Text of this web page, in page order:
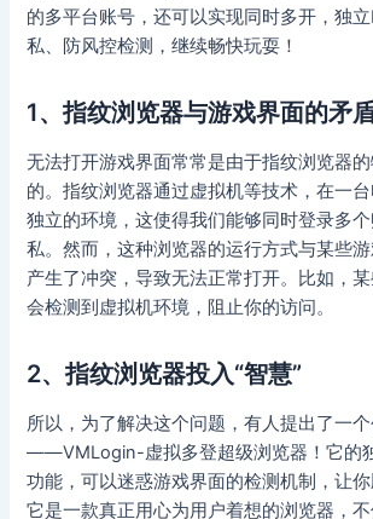
的多平台账号，还可以实现同时多开，独
私、防风控检测，继续畅快玩耍！
1、指纹浏览器与游戏界面的矛
无法打开游戏界面常常是由于指纹浏览器
的。指纹浏览器通过虚拟机等技术，在一
独立的环境，这使得我们能够同时登录多
私。然而，这种浏览器的运行方式与某些
产生了冲突，导致无法正常打开。比如，
会检测到虚拟机环境，阻止你的访问。
2、指纹浏览器投入“智慧”
所以，为了解决这个问题，有人提出了一
——VMLogin-虚拟多登超级浏览器！它的
功能，可以迷惑游戏界面的检测机制，让你
它是一款真正用心为用户着想的浏览器，